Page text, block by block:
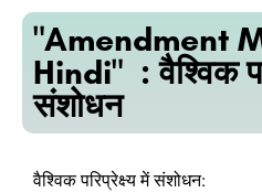
"Amendment
Hindi" : वैश्विक
संशोधन
वैश्विक परिप्रेक्ष्य में संशोधन: